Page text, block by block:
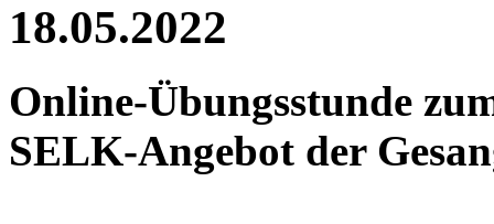
18.05.2022
Online-Übungsstunde
SELK-Angebot der